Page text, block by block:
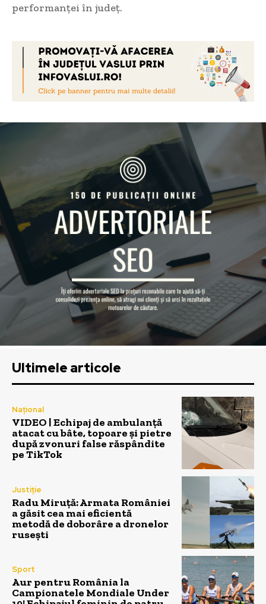
performanței în județ.
Ultimele articole
Național
VIDEO | Echipaj de ambulanță
atacat cu bâte, topoare și pietre
după zvonuri false răspândite
pe TikTok
Justiție
Radu Miruță: Armata României
a găsit cea mai eficientă
metodă de doborâre a dronelor
rusești
Sport
Aur pentru România la
Campionatele Mondiale Under